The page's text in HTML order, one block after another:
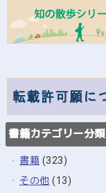
書籍カテゴリー分類
書籍 (323)
その他 (13)